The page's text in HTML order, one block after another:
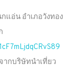
แอ่น อำเภอวังทอง
ากบริษัทนำเที่ยว